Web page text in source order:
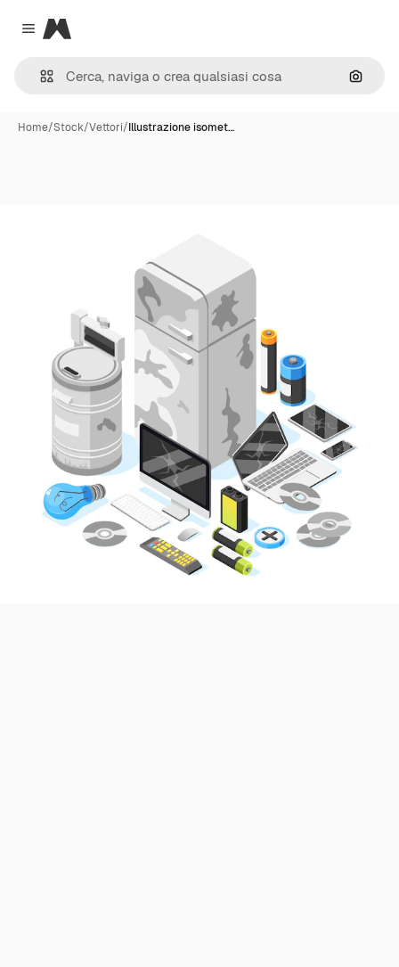
Close menu
Magnific
Cerca
Home/Stock/Vettori/Illustrazione isomet…